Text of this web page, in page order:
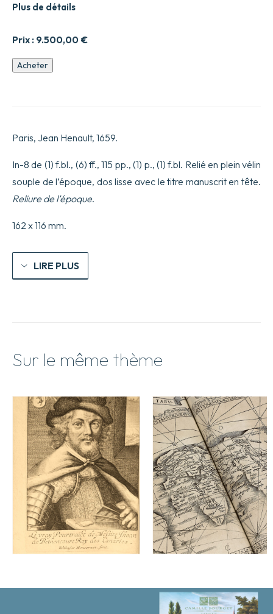
Prix : 9.500,00 €
Plus de détails
quantité
de
Pères
la
Compagnie
de
Jésus.
Etablie
le
par
le
Acheter
Paris, Jean Henault, 1659.
In-8 de (1) f.bl., (6) ff., 115 pp., (1) p., (1) f.bl. Relié en plein vélin
souple de l’époque, dos lisse avec le titre manuscrit en tête.
Reliure de l’époque.
162 x 116 mm.
LIRE PLUS
Sur le même thème